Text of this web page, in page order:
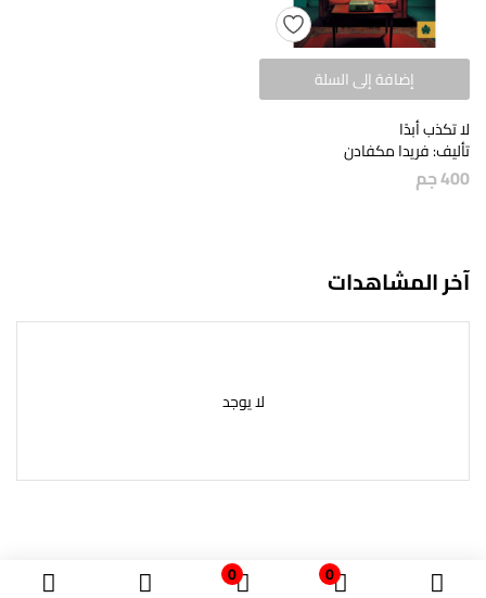
0
0
إضافة إلى السلة
لا تكذب أبدًا
تأليف: فريدا مكفادن
400جم
آخر المشاهدات
لا يوجد